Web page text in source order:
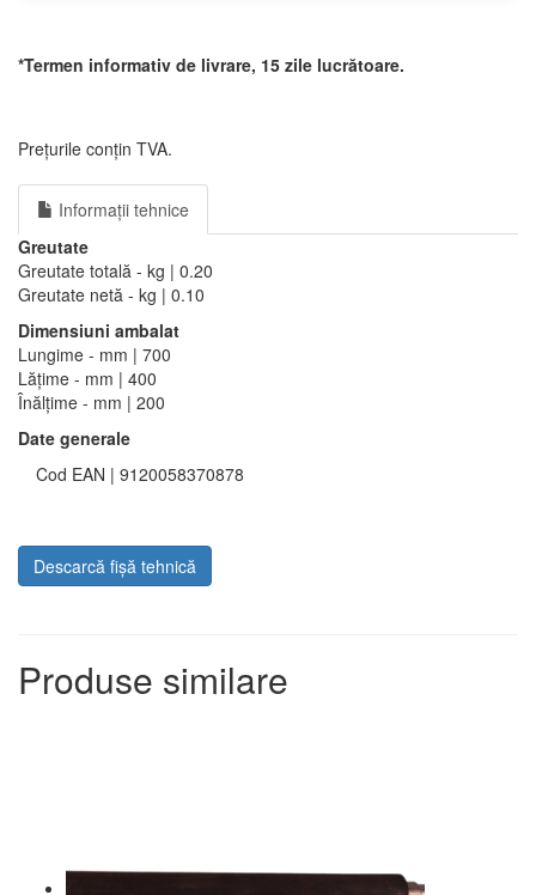
*Termen informativ de livrare, 15 zile lucrătoare.
Prețurile conțin TVA.
Informații tehnice
Greutate
Greutate totală - kg | 0.20
Greutate netă - kg | 0.10
Dimensiuni ambalat
Lungime - mm | 700
Lățime - mm | 400
Înălțime - mm | 200
Date generale
Cod EAN | 9120058370878
Descarcă fișă tehnică
Produse similare